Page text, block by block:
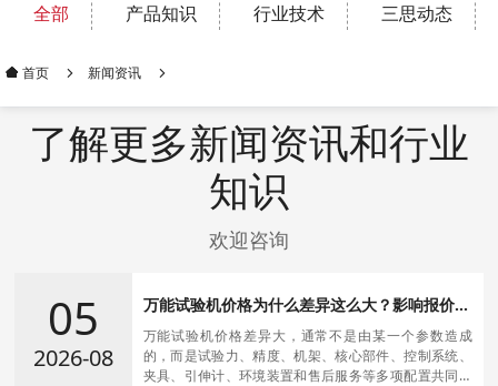
全部 产品知识 行业技术 三思动态
首页 新闻资讯
了解更多新闻资讯和行业
知识
欢迎咨询
05
2026-08
万能试验机价格为什么差异这么大？影响报价的
万能试验机价格差异大，通常不是由某一个参数造成
的，而是试验力、精度、机架、核心部件、控制系统、
夹具、引伸计、环境装置和售后服务等多项配置共同作